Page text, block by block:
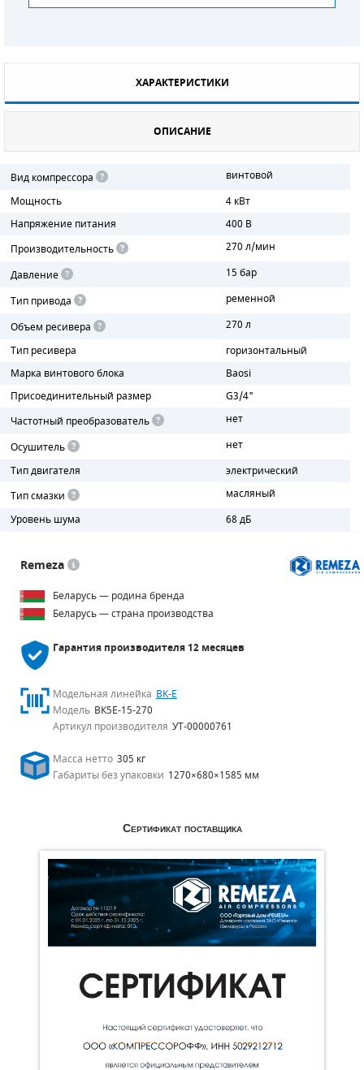
ХАРАКТЕРИСТИКИ
ОПИСАНИЕ
Вид компрессора
винтовой
Мощность
4 кВт
Напряжение питания
400 В
Производительность
270 л/мин
Давление
15 бар
Тип привода
ременной
Объем ресивера
270 л
Тип ресивера
горизонтальный
Марка винтового блока
Baosi
Присоединительный размер
G3/4"
Частотный преобразователь
нет
Осушитель
нет
Тип двигателя
электрический
Тип смазки
масляный
Уровень шума
68 дБ
Remeza
Беларусь — родина бренда
Беларусь — страна производства
Гарантия производителя12 месяцев
Модельная линейка ВК-Е
Модель ВК5Е-15-270
Артикул производителя УТ-00000761
Масса нетто 305 кг
Габариты без упаковки 1270×680×1585 мм
Сертификат поставщика
ПОДШИПНИКИ
ПОРШНЕВЫЕ БЛОКИ
ДЕТАЛИ ПОРШНЕВЫХ КОМПРЕССОРОВ
ДЕТАЛИ СПИРАЛЬНЫХ КОМПРЕССОРОВ
ДЕТАЛИ НАСОСНОЙ ЧАСТИ
ШЛАНГИ ДЛЯ МОТОПОМП
ДЛЯ ВАКУУМНЫХ НАСОСОВ